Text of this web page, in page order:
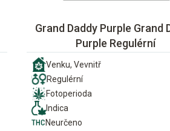
Grand Daddy Purple Grand
Purple Regulérní
Venku, Vevnitř
Regulérní
Fotoperioda
Indica
Neurčeno